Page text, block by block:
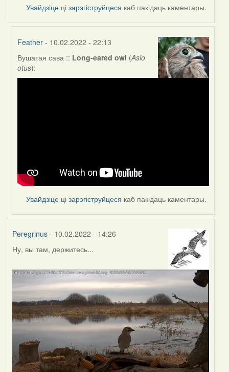
Увайдзіце цізарэгіструйцеся каб пакідаць каментары.
Feather - 10.02.2022 - 22:13
In
reply
Вушатая сава :: Long-eared owl (Asio
otus):
Увайдзіце цізарэгіструйцеся каб пакідаць каментары.
Peregrinus- 10.02.2022 - 14:26
Ну, вы там, держитесь...